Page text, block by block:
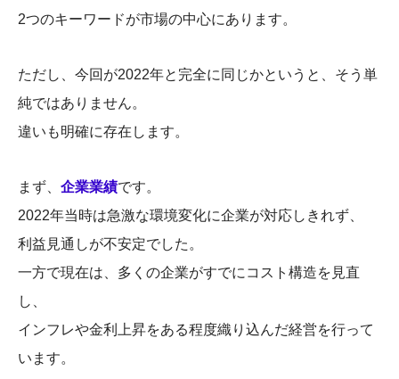
2つのキーワードが市場の中心にあります。
ただし、今回が2022年と完全に同じかというと、そう単
純ではありません。
違いも明確に存在します。
まず、 企業業績です。
2022年当時は急激な環境変化に企業が対応しきれず、
利益見通しが不安定でした。
一方で現在は、多くの企業がすでにコスト構造を見直
し、
インフレや金利上昇をある程度織り込んだ経営を行って
います。